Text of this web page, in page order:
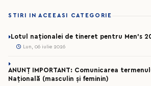
STIRI IN ACEEASI CATEGORIE
Lotul naționalei de tineret pentru Men’s 20
Lun, 06 iulie 2026
ANUNȚ IMPORTANT: Comunicarea
Națională (masculin și feminin)